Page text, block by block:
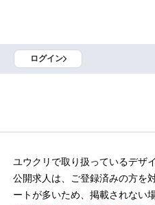
ログイン
ユウクリで取り扱っているデザ
公開求人は、ご登録済みの方を
ートが多いため、掲載されない